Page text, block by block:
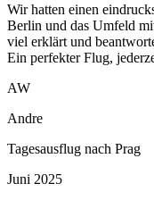
Wir hatten einen
Berlin und das Umfeld
viel erklärt und
Ein perfekter Flug,
AW
Andre
Tagesausflug nach Prag
Juni 2025